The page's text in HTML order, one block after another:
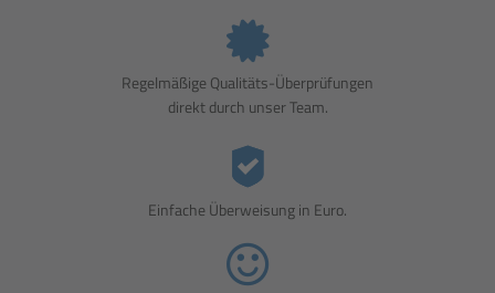
Regelmäßige Qualitäts-Überprüfungen
direkt durch unser Team.
Einfache Überweisung in Euro.